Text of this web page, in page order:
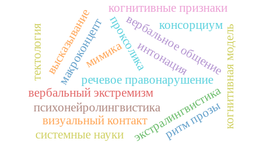
вербальное общение
вербальный экстремизм
речевое правонарушение
макроконцепт когнитивная модель
психонейролингвистика
высказывание проксолика
экстралингвистика
интонация
мимика
визуальный контакт
консорциум
системные науки
тектология
когнитивные признаки
ритм прозы